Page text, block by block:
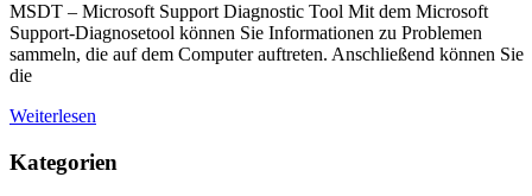
MSDT – Microsoft Support Diagnostic Tool Mit dem Microsoft
Support-Diagnosetool können Sie Informationen zu Problemen
sammeln, die auf dem Computer auftreten. Anschließend können Sie
die
Weiterlesen
Kategorien